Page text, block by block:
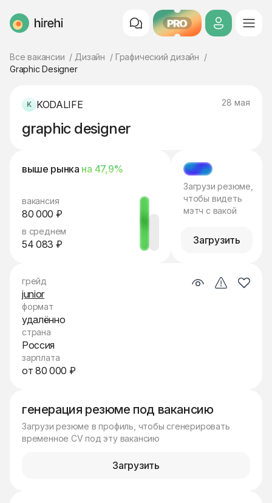
HireHi PRO
Все вакансии Дизайн
Графический дизайн
Graphic Designer
KODALIFE 28 мая
graphic designer
выше рынка на 47,9%
вакансия
80 000 ₽
в среднем
54 083 ₽
МЭТЧ
Загрузи резюме,
чтобы видеть
мэтч с вакой
Загрузить
генерация резюме под вакансию
Загрузи резюме в профиль, чтобы сгенерировать
временное CV под эту вакансию
Загрузить
грейд
junior
формат
удалённо
страна
Россия
зарплата
от 80 000 ₽